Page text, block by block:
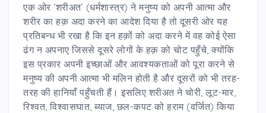
एक ओर ‘शरीअत’ (धर्मशास्त्र) ने मनुष्य को अपनी आत्मा और
शरीर का हक़ अदा करने का आदेश दिया है तो दूसरी ओर यह
प्रतिबन्ध भी रखा है कि इन हक़ों को अदा करने में वह कोई ऐसा
ढंग न अपनाए जिससे दूसरे लोगों के हक़ को चोट पहुँचे, क्योंकि
इस प्रकार अपनी इच्छाओं और आवश्यकताओं को पूरा करने से
मनुष्य की अपनी आत्मा भी मलिन होती है और दूसरों को भी तरह-
तरह की हानियाँ पहुँचती हैं। इसलिए शरीअत ने चोरी, लूट-मार,
रिश्वत, विश्वासघात, ब्याज, छल-कपट को हराम (वर्जित) किया